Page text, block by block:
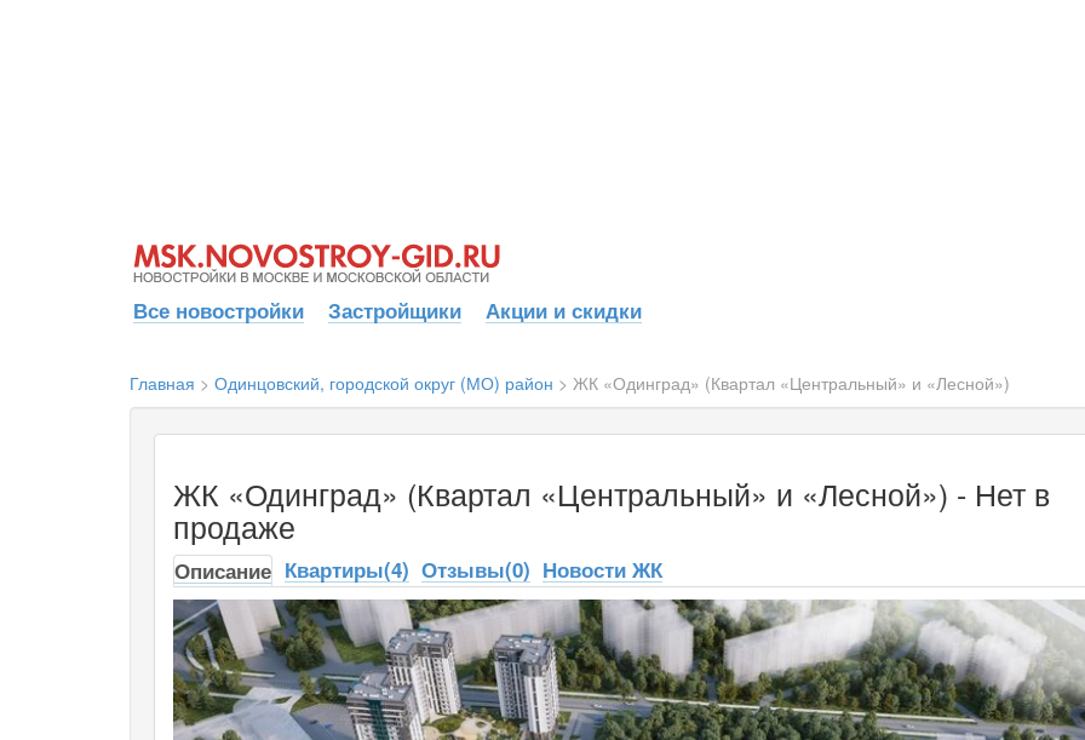
Все новостройки Застройщики Акции и скидки
Главная > Одинцовский, городской округ (МО) район > ЖК «Одинград» (Квартал «Центральный» и «Лесной»)
ЖК «Одинград» (Квартал «Центральный» и «Лесной») - Нет в
продаже
Описание Квартиры(4) Отзывы(0) Новости ЖК